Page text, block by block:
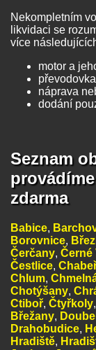
Nekompletním
likvidaci se
více
motor a
náprava
dodání
Seznam
zdarma
Babice,
Borovnice,
Čerčany, Černé
Čestlice,
Chlum,
Chotýšany,
Ctiboř, Čtyřkoly,
Břežany,
Drahobudice,
Hradiště,